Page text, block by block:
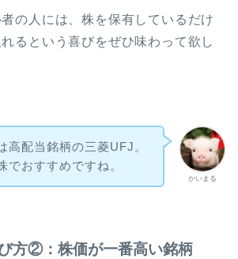
の人には、株を保有しているだけ
るという喜びをぜひ味わって欲し
かいまる
高配当銘柄の三菱UFJ。
でおすすめですね。
方②：株価が一番高い銘柄